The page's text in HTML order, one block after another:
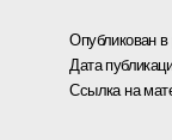
Опубликован в
Дата
Ссылка на